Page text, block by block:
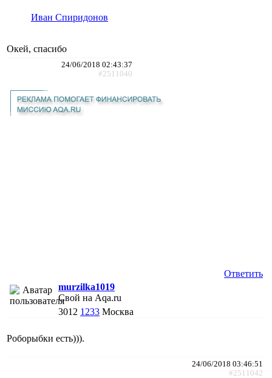
Иван Спиридонов
Окей, спасибо
24/06/2018 02:43:37
#2511040
Ответить
murzilka1019
Свой на Aqa.ru
3012 1233 Москва
Роборыбки есть))).
24/06/2018 03:46:51
#2511042